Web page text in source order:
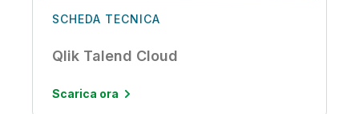
SCHEDA TECNICA
Qlik Talend Cloud
Scarica ora